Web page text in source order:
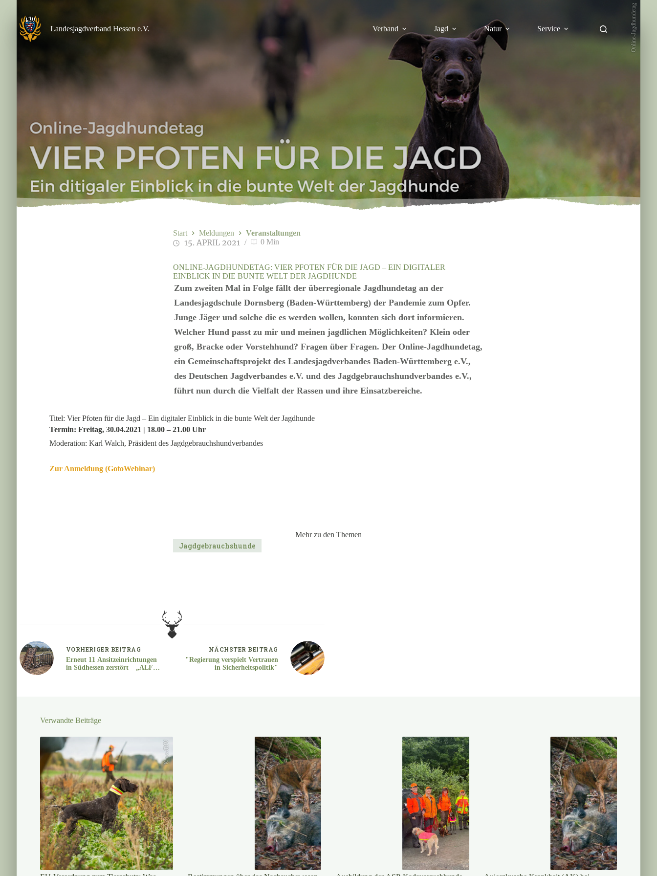
springen
Landesjagdverband Hessen e.V.
Verband Jagd Natur Service Online-Jagdhundetag
ONLINE-JAGDHUNDETAG: VIER PFOTEN FÜR DIE JAGD – EIN DIGITALER
EINBLICK IN DIE BUNTE WELT DER JAGDHUNDE
Zum zweiten Mal in Folge fällt der überregionale Jagdhundetag an der
Landesjagdschule Dornsberg (Baden-Württemberg) der Pandemie zum Opfer.
Junge Jäger und solche die es werden wollen, konnten sich dort informieren.
Welcher Hund passt zu mir und meinen jagdlichen Möglichkeiten? Klein oder
groß, Bracke oder Vorstehhund? Fragen über Fragen. Der Online-Jagdhundetag,
ein Gemeinschaftsprojekt des Landesjagdverbandes Baden-Württemberg e.V.,
des Deutschen Jagdverbandes e.V. und des Jagdgebrauchshundverbandes e.V.,
führt nun durch die Vielfalt der Rassen und ihre Einsatzbereiche.
15. APRIL 2021 0 Min
Start Meldungen Veranstaltungen
Titel: Vier Pfoten für die Jagd – Ein digitaler Einblick in die bunte Welt der Jagdhunde
Termin: Freitag, 30.04.2021 | 18.00 – 21.00 Uhr
Moderation: Karl Walch, Präsident des Jagdgebrauchshundverbandes
Zur Anmeldung (GotoWebinar)
Mehr zu den Themen
Jagdgebrauchshunde
VORHERIGER BEITRAG
Erneut 11 Ansitzeinrichtungen
in Südhessen zerstört – „ALF“-
NÄCHSTER BEITRAG
"Regierung verspielt Vertrauen
in Sicherheitspolitik"
Verwandte Beiträge
Kauer/DJV Gerhard Niessner Privat Gerhard Niessner